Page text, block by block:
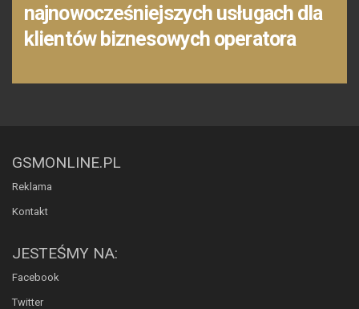
najnowocześniejszych usługach dla
klientów biznesowych operatora
GSMONLINE.PL
Reklama
Kontakt
JESTEŚMY NA:
Facebook
Twitter